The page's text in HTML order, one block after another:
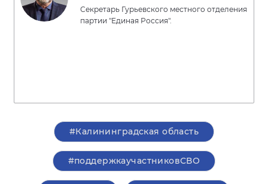
Секретарь Гурьевского местного отделения
партии "Единая Россия".
#Калининградская область
#поддержкаучастниковСВО